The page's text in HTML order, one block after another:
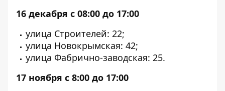
16 декабря с 08:00 до 17:00
улица Строителей: 22;
улица Новокрымская: 42;
улица Фабрично-заводская: 25.
17 ноября с 8:00 до 17:00